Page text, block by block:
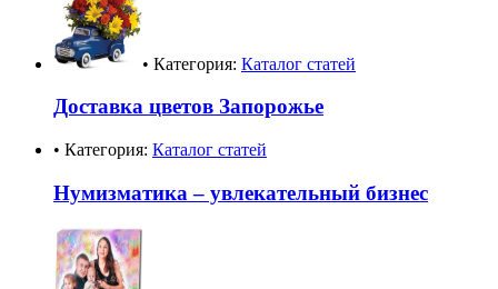
• Категория: Каталог статей
Доставка цветов Запорожье
• Категория: Каталог статей
Нумизматика – увлекательный бизнес